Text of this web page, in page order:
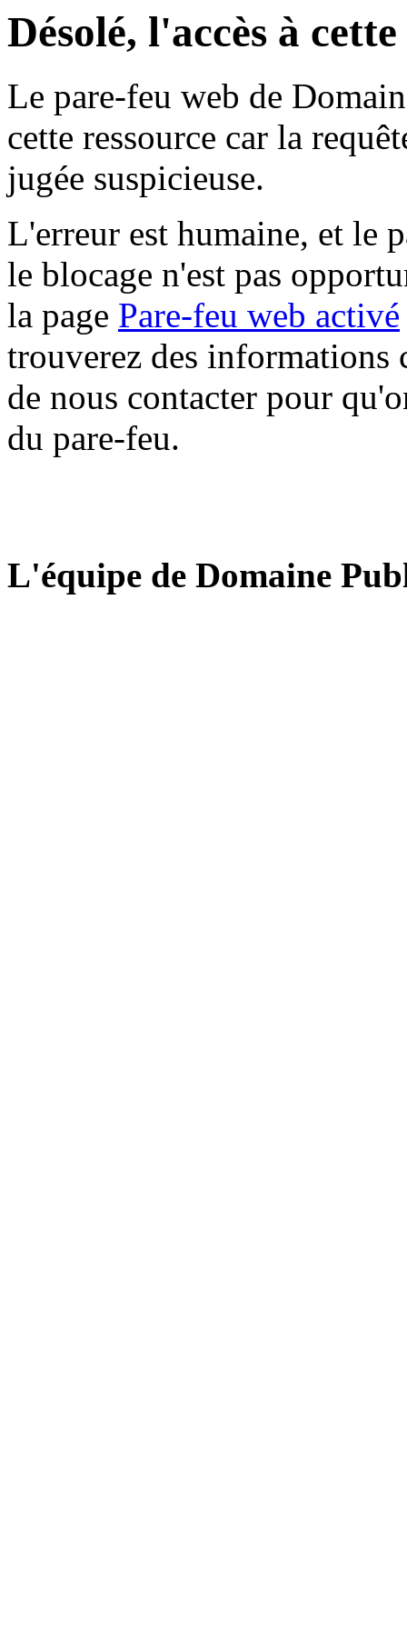
Désolé, l'accès à
Le pare-feu web de
cette ressource car la
jugée suspicieuse.
L'erreur est humaine, et le
le blocage n'est pas
la page Pare-feu web activé
trouverez des informations
de nous contacter pour
du pare-feu.
L'équipe de Domaine